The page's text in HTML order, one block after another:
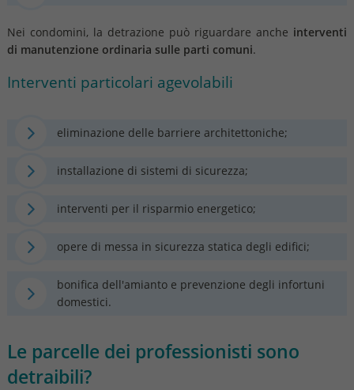
Nei condomini, la detrazione può riguardare anche interventi
di manutenzione ordinaria sulle parti comuni.
Interventi particolari agevolabili
eliminazione delle barriere architettoniche;
installazione di sistemi di sicurezza;
interventi per il risparmio energetico;
opere di messa in sicurezza statica degli edifici;
bonifica dell'amianto e prevenzione degli infortuni
domestici.
Le parcelle dei professionisti sono
detraibili?